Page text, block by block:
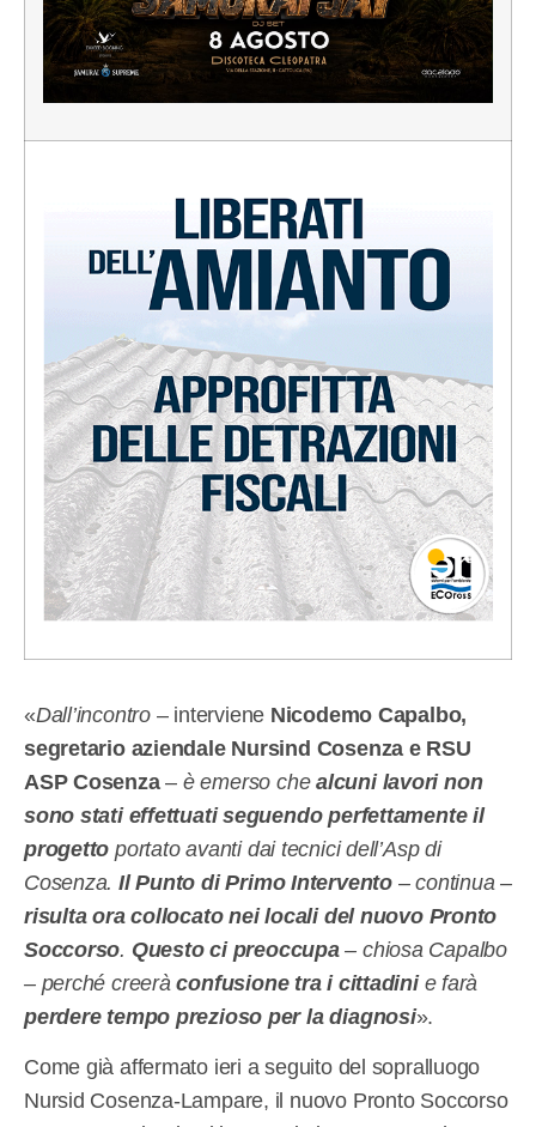
«Dall’incontro – interviene Nicodemo Capalbo,
segretario aziendale Nursind Cosenza e RSU
ASP Cosenza– è emerso chealcuni lavori non
sono stati effettuati seguendo perfettamente il
progettoportato avanti dai tecnici dell’Asp di
Cosenza.Il Punto di Primo Intervento– continua –
risulta ora collocato nei locali del nuovo Pronto
Soccorso. Questo ci preoccupa– chiosa Capalbo
– perché creeràconfusione tra i cittadinie farà
perdere tempo prezioso per la diagnosi».
Come già affermato ieri a seguito del sopralluogo
Nursid Cosenza-Lampare, il nuovo Pronto Soccorso